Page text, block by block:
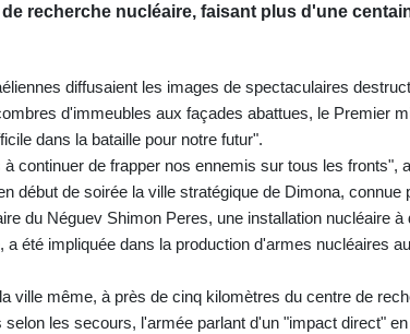
recherche nucléaire, faisant plus d'une
diffusaient les images de spectaculaires
d'immeubles aux façades abattues, le Premier
dans la bataille pour notre futur".
continuer de frapper nos ennemis sur tous les fronts",
début de soirée la ville stratégique de Dimona, connue
du Néguev Shimon Peres, une installation nucléaire
a été impliquée dans la production d'armes nucléaires
ville même, à près de cinq kilomètres du centre de
les secours, l'armée parlant d'un "impact direct"